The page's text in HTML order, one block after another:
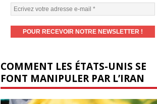
COMMENT LES ÉTATS-UNIS SE
FONT MANIPULER PAR L’IRAN